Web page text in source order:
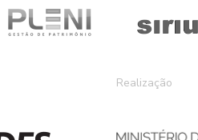
Realização